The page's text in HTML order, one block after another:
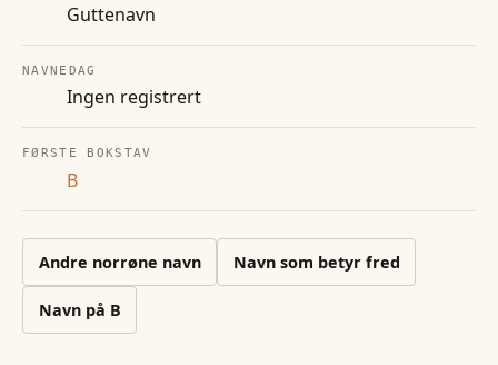
Guttenavn
NAVNEDAG
Ingen registrert
FØRSTE BOKSTAV
B
Andre norrøne navn Navn som betyr fred
Navn på B